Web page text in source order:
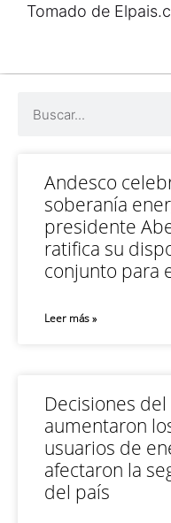
Tomado de
Andesco
soberanía
presidente
ratifica su
conjunto para
Leer más »
Decisiones
aumentaron
usuarios de
afectaron la
del país